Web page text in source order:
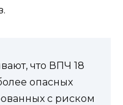
что ВПЧ 18
опасных
с риском